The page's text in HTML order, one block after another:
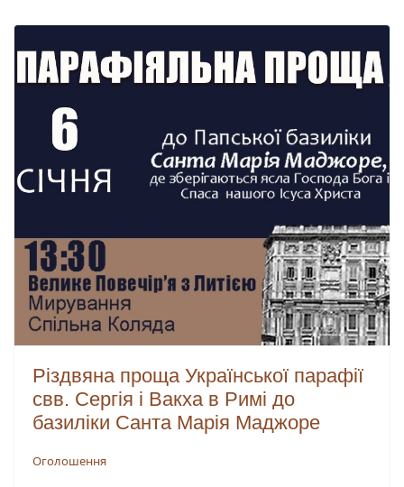
Різдвяна проща Української парафії
свв. Сергія і Вакха в Римі до
базиліки Санта Марія Маджоре
Оголошення